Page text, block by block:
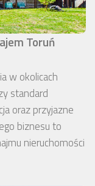
Toruń
w okolicach
standard
oraz przyjazne
biznesu to
nieruchomości